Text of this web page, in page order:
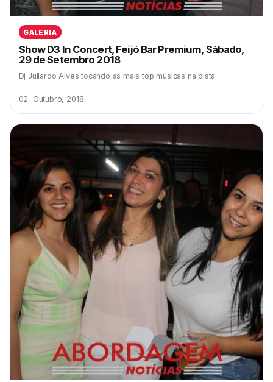
GALERIA
Show D3 In Concert, Feijó Bar Premium, Sábado,
29 de Setembro 2018
Dj Juliardo Alves tocando as mais top músicas na pista.
02, Outubro, 2018